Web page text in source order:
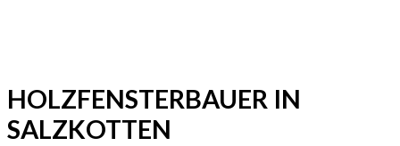
HOLZFENSTERBAUER IN
SALZKOTTEN